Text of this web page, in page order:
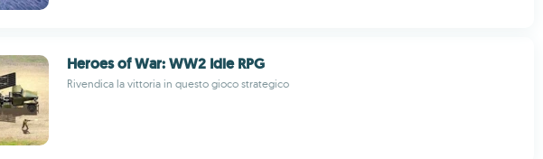
Heroes of War: WW2 Idle RPG
Rivendica la vittoria in questo gioco strategico